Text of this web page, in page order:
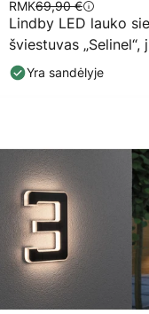
Lindby LED lauko
šviestuvas „Selinel“,
spalvos, 23 cm, namo
RMK69,90 €
Yra sandėlyje